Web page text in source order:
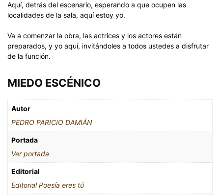
Aquí, detrás del escenario, esperando a que ocupen las
localidades de la sala, aquí estoy yo.
Va a comenzar la obra, las actrices y los actores están
preparados, y yo aquí, invitándoles a todos ustedes a disfrutar
de la función.
MIEDO ESCÉNICO
Autor
PEDRO PARICIO DAMIÁN
Portada
Ver portada
Editorial
Editorial Poesía eres tú